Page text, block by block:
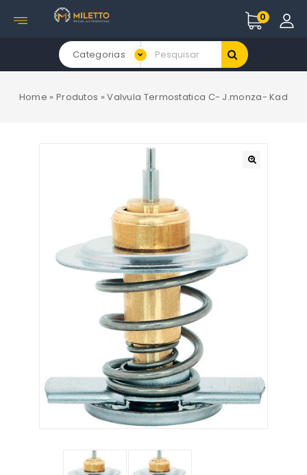
0
Categorias
Home » Produtos »Valvula Termostatica C- J.monza- Kad